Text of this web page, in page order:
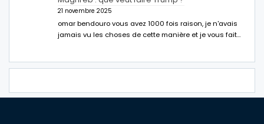
21 novembre 2025
omar bendouro vous avez 1000 fois raison, je n'avais
jamais vu les choses de cette manière et je vous fait…